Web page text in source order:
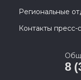
Региональные
Контакты пресс-
8